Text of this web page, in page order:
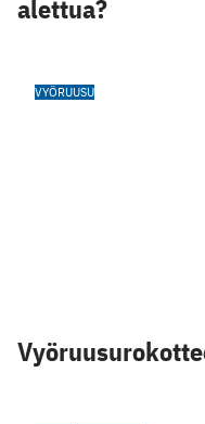
alettua?
VYÖRUUSU